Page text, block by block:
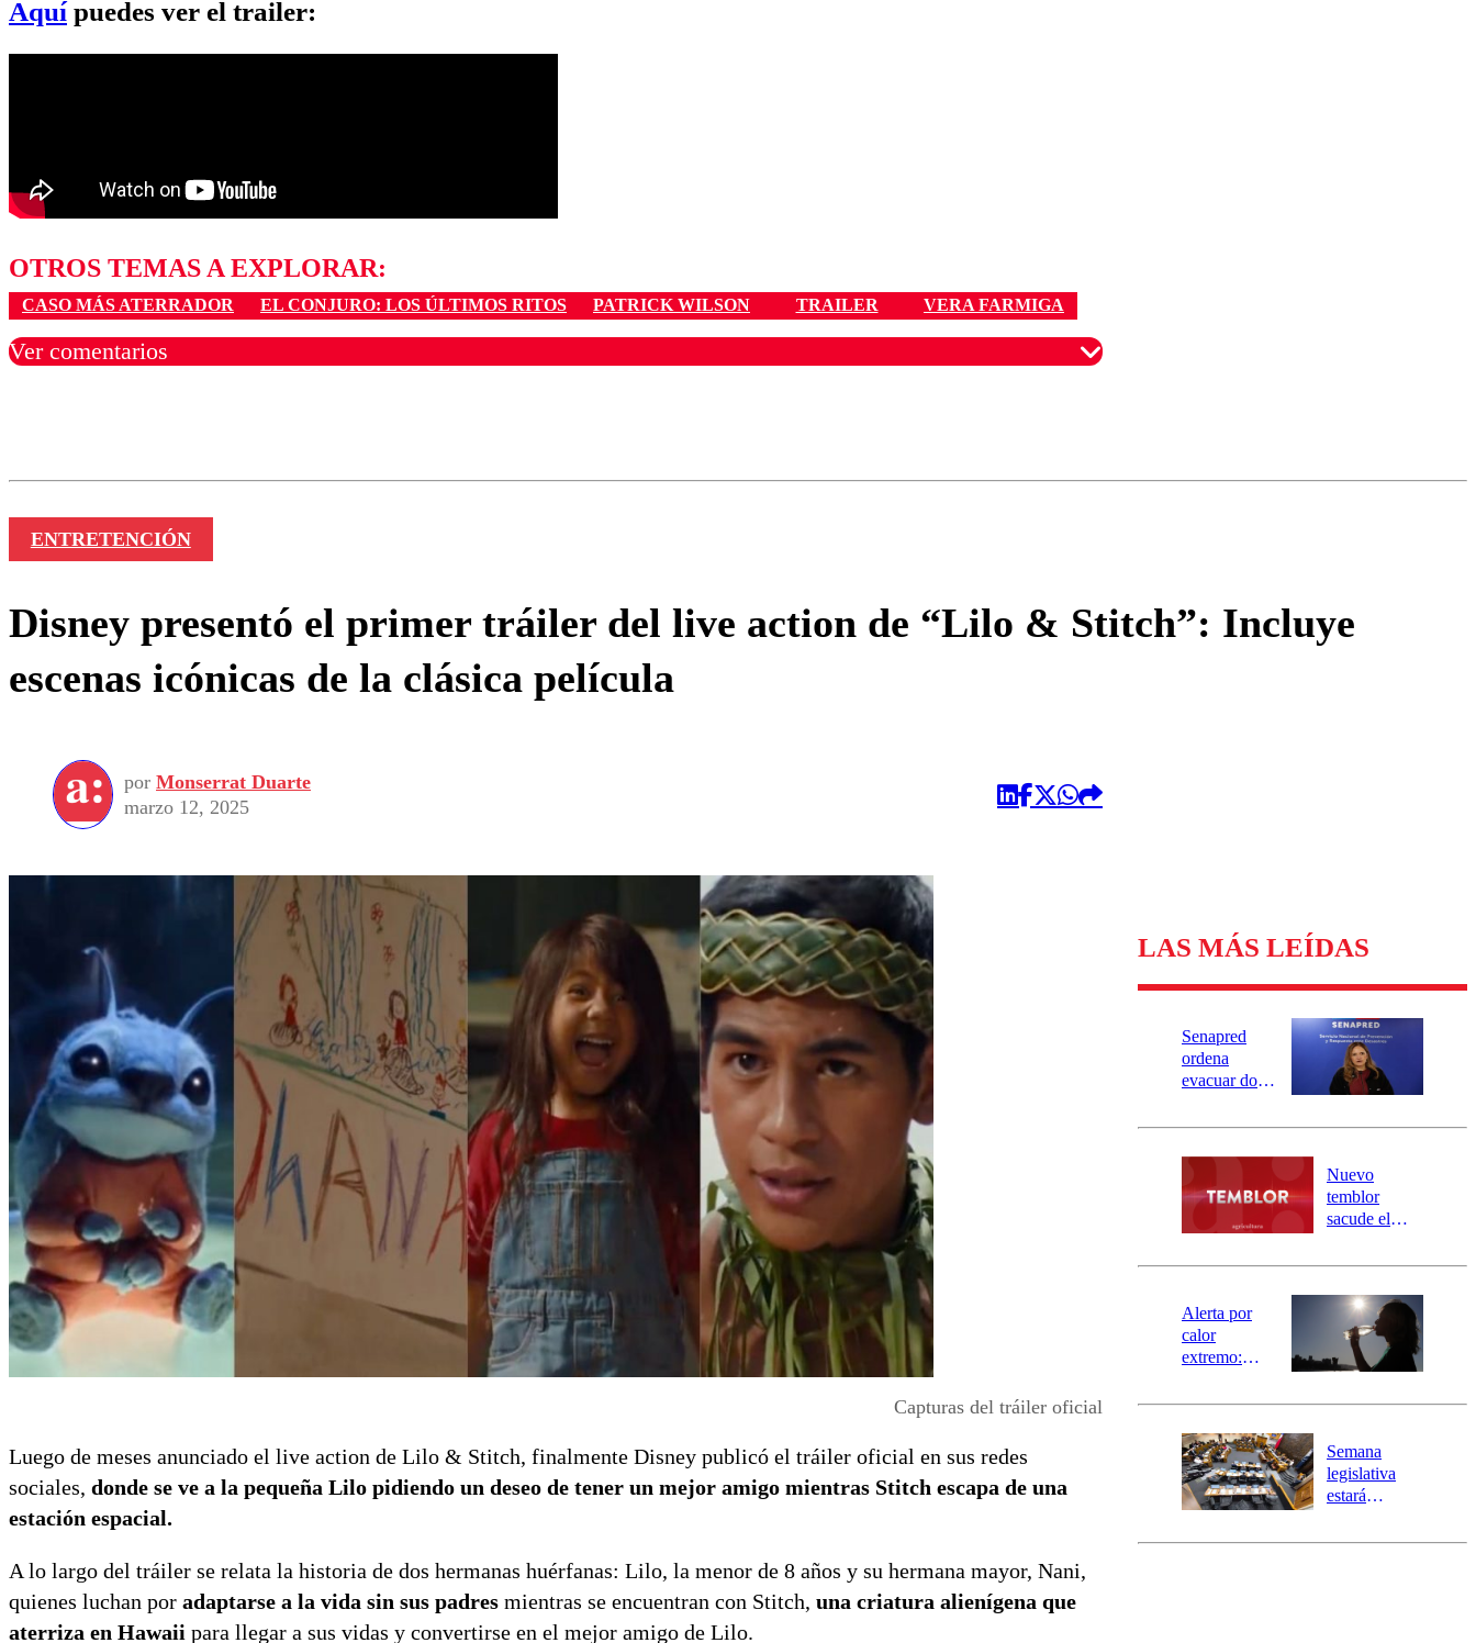
Aquípuedes ver el trailer:
OTROS TEMAS A EXPLORAR:
CASO MÁS ATERRADOR EL CONJURO: LOS ÚLTIMOS RITOS PATRICK WILSON TRAILER VERA FARMIGA
Ver comentarios
ENTRETENCIÓN
Disney presentó el primer tráiler del live action de “Lilo & Stitch”: Incluye
escenas icónicas de la clásica película
por Monserrat Duarte
marzo 12, 2025
Capturas del tráiler oficial
Luego de meses anunciado el live action de Lilo & Stitch, finalmente Disney publicó el tráiler oficial en sus redes
sociales, donde se ve a la pequeña Lilo pidiendo un deseo de tener un mejor amigo mientras Stitch escapa de una
estación espacial.
A lo largo del tráiler se relata la historia de dos hermanas huérfanas: Lilo, la menor de 8 años y su hermana mayor, Nani,
quienes luchan por adaptarse a la vida sin sus padres mientras se encuentran con Stitch, una criatura alienígena que
aterriza en Hawaii para llegar a sus vidas y convertirse en el mejor amigo de Lilo.
LAS MÁS LEÍDAS
Senapred
ordena
evacuar dos
Carahue por
río Damas:
activa
mensajería
SAE
Nuevo
temblor
sacude el
revisa la
epicentro
Alerta por
calor
extremo:
activa Alerta
Preventiva en
tres comunas
Semana
legislativa
estará
el fin de la